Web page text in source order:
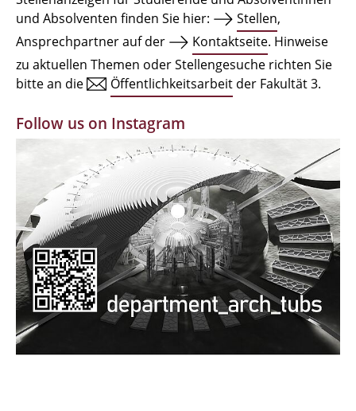
Institute
Einrichtungen
Zeichensäle
MBW | Modellbauwerkstatt
Alumni | cloud club
Dokumente und Downloads
und Absolventen finden Sie hier:
Stellen,
Ansprechpartner auf der
Kontaktseite. Hinweise
zu aktuellen Themen oder Stellengesuche richten Sie
bitte an die
Öffentlichkeitsarbeit der Fakultät 3.
Follow us on Instagram